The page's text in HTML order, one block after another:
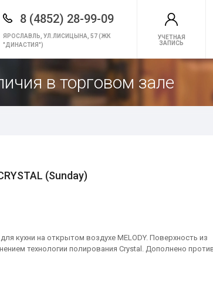
8 (4852) 28-99-09
ЯРОСЛАВЛЬ, УЛ.ЛИСИЦЫНА, 57 (ЖК
"ДИНАСТИЯ")
УЧЕТНАЯ
ЗАПИСЬ
в торговом зале
(Sunday)
кухни на открытом воздухе MELODY. Поверхность из
технологии полирования Crystal. Дополнено